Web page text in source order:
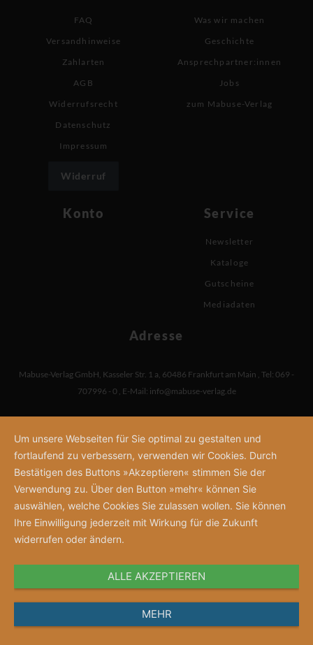
FAQ
Versandhinweise
Zahlarten
AGB
Widerrufsrecht
Datenschutz
Impressum
Widerruf
Was wir machen
Geschichte
Ansprechpartner:innen
Jobs
zum Mabuse-Verlag
Konto Service
Newsletter
Kataloge
Gutscheine
Mediadaten
Adresse
Mabuse-Verlag GmbH Kasseler Str. 1 a 60486 Frankfurt am Main Tel: 069 -
707996 - 0 E-Mail: info@mabuse-verlag.de
Um unsere Webseiten für Sie optimal zu gestalten und
fortlaufend zu verbessern, verwenden wir Cookies. Durch
Bestätigen des Buttons »Akzeptieren« stimmen Sie der
Verwendung zu. Über den Button »mehr« können Sie
auswählen, welche Cookies Sie zulassen wollen. Sie können
Ihre Einwilligung jederzeit mit Wirkung für die Zukunft
widerrufen oder ändern.
ALLE AKZEPTIEREN
MEHR